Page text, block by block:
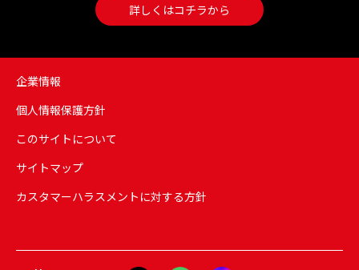
詳しくはコチラから
企業情報
個人情報保護方針
このサイトについて
サイトマップ
カスタマーハラスメントに対する方針